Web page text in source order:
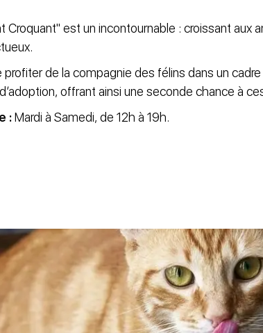
Croquant" est un incontournable : croissant aux
profiter de la compagnie des félins dans un
offrant ainsi une seconde chance à
:Mardi à Samedi, de 12h à 19h.